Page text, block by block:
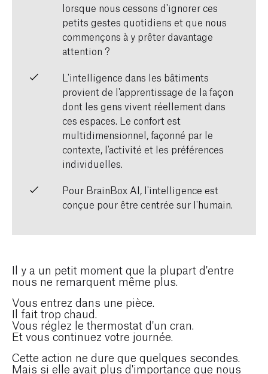
lorsque nous cessons d'ignorer ces
petits gestes quotidiens et que nous
commençons à y prêter davantage
attention ?
L'intelligence dans les bâtiments
provient de l'apprentissage de la façon
dont les gens vivent réellement dans
ces espaces. Le confort est
multidimensionnel, façonné par le
contexte, l'activité et les préférences
individuelles.
Pour BrainBox AI, l'intelligence est
conçue pour être centrée sur l'humain.
Il y a un petit moment que la plupart d'entre
nous ne remarquent même plus.
Vous entrez dans une pièce.
Il fait trop chaud.
Vous réglez le thermostat d'un cran.
Et vous continuez votre journée.
Cette action ne dure que quelques secondes.
Mais si elle avait plus d'importance que nous